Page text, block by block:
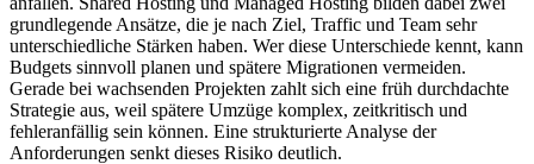
grundlegende Ansätze, die je nach Ziel, Traffic und Team sehr
unterschiedliche Stärken haben. Wer diese Unterschiede kennt, kann
Budgets sinnvoll planen und spätere Migrationen vermeiden.
Gerade bei wachsenden Projekten zahlt sich eine früh durchdachte
Strategie aus, weil spätere Umzüge komplex, zeitkritisch und
fehleranfällig sein können. Eine strukturierte Analyse der
Anforderungen senkt dieses Risiko deutlich.